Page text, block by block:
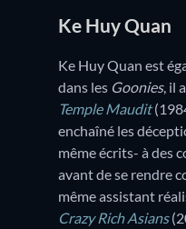
Ke Huy Quan
Ke Huy Quan est
dans les Goonies, il
Temple Maudit
enchaîné les
même écrits- à des
avant de se rendre
même assistant
Crazy Rich Asians